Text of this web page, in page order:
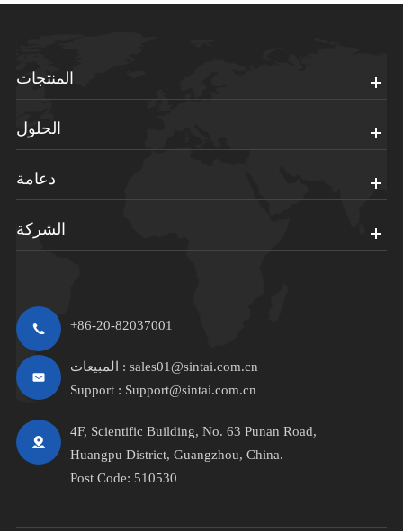
المنتجات
الحلول
دعامة
الشركة
+86-20-82037001
المبيعات : sales01@sintai.com.cn
Support : Support@sintai.com.cn
4F, Scientific Building, No. 63 Punan Road,
Huangpu District, Guangzhou, China.
Post Code: 510530